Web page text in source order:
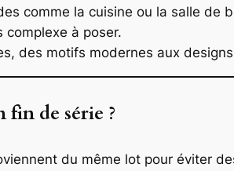
comme la cuisine ou la salle de
complexe à poser.
des motifs modernes aux
fin de série ?
du même lot pour éviter